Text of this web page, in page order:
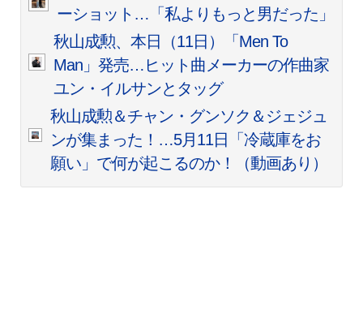
ーショット…「私よりもっと男だった」
秋山成勲、本日（11日）「Men To
Man」発売…ヒット曲メーカーの作曲家
ユン・イルサンとタッグ
秋山成勲＆チャン・グンソク＆ジェジュ
ンが集まった！…5月11日「冷蔵庫をお
願い」で何が起こるのか！（動画あり）